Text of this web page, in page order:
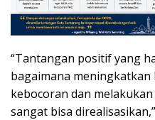
“Tantangan positif yang
bagaimana meningkatkan
kebocoran dan
sangat bisa